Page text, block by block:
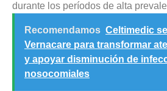
durante los períodos de alta
Recomendamos Celtimedic
Vernacare para transformar
y apoyar disminución de
nosocomiales